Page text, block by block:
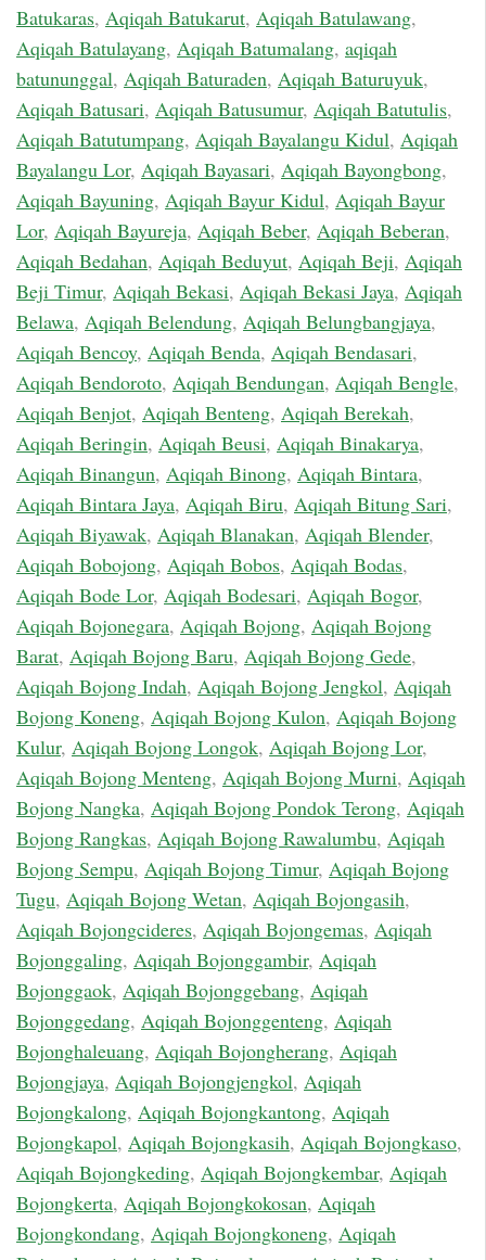
Batukaras, Aqiqah Batukarut, Aqiqah Batulawang,
Aqiqah Batulayang, Aqiqah Batumalang, aqiqah
batununggal, Aqiqah Baturaden, Aqiqah Baturuyuk,
Aqiqah Batusari, Aqiqah Batusumur, Aqiqah Batutulis,
Aqiqah Batutumpang, Aqiqah Bayalangu Kidul, Aqiqah
Bayalangu Lor, Aqiqah Bayasari, Aqiqah Bayongbong,
Aqiqah Bayuning, Aqiqah Bayur Kidul, Aqiqah Bayur
Lor, Aqiqah Bayureja, Aqiqah Beber, Aqiqah Beberan,
Aqiqah Bedahan, Aqiqah Beduyut, Aqiqah Beji, Aqiqah
Beji Timur, Aqiqah Bekasi, Aqiqah Bekasi Jaya, Aqiqah
Belawa, Aqiqah Belendung, Aqiqah Belungbangjaya,
Aqiqah Bencoy, Aqiqah Benda, Aqiqah Bendasari,
Aqiqah Bendoroto, Aqiqah Bendungan, Aqiqah Bengle,
Aqiqah Benjot, Aqiqah Benteng, Aqiqah Berekah,
Aqiqah Beringin, Aqiqah Beusi, Aqiqah Binakarya,
Aqiqah Binangun, Aqiqah Binong, Aqiqah Bintara,
Aqiqah Bintara Jaya, Aqiqah Biru, Aqiqah Bitung Sari,
Aqiqah Biyawak, Aqiqah Blanakan, Aqiqah Blender,
Aqiqah Bobojong, Aqiqah Bobos, Aqiqah Bodas,
Aqiqah Bode Lor, Aqiqah Bodesari, Aqiqah Bogor,
Aqiqah Bojonegara, Aqiqah Bojong, Aqiqah Bojong
Barat, Aqiqah Bojong Baru, Aqiqah Bojong Gede,
Aqiqah Bojong Indah, Aqiqah Bojong Jengkol, Aqiqah
Bojong Koneng, Aqiqah Bojong Kulon, Aqiqah Bojong
Kulur, Aqiqah Bojong Longok, Aqiqah Bojong Lor,
Aqiqah Bojong Menteng, Aqiqah Bojong Murni, Aqiqah
Bojong Nangka, Aqiqah Bojong Pondok Terong, Aqiqah
Bojong Rangkas, Aqiqah Bojong Rawalumbu, Aqiqah
Bojong Sempu, Aqiqah Bojong Timur, Aqiqah Bojong
Tugu, Aqiqah Bojong Wetan, Aqiqah Bojongasih,
Aqiqah Bojongcideres, Aqiqah Bojongemas, Aqiqah
Bojonggaling, Aqiqah Bojonggambir, Aqiqah
Bojonggaok, Aqiqah Bojonggebang, Aqiqah
Bojonggedang, Aqiqah Bojonggenteng, Aqiqah
Bojonghaleuang, Aqiqah Bojongherang, Aqiqah
Bojongjaya, Aqiqah Bojongjengkol, Aqiqah
Bojongkalong, Aqiqah Bojongkantong, Aqiqah
Bojongkapol, Aqiqah Bojongkasih, Aqiqah Bojongkaso,
Aqiqah Bojongkeding, Aqiqah Bojongkembar, Aqiqah
Bojongkerta, Aqiqah Bojongkokosan, Aqiqah
Bojongkondang, Aqiqah Bojongkoneng, Aqiqah